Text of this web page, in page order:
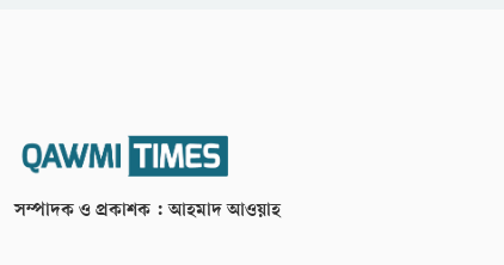
সম্পাদক ও প্রকাশক : আহমাদ আওয়াহ